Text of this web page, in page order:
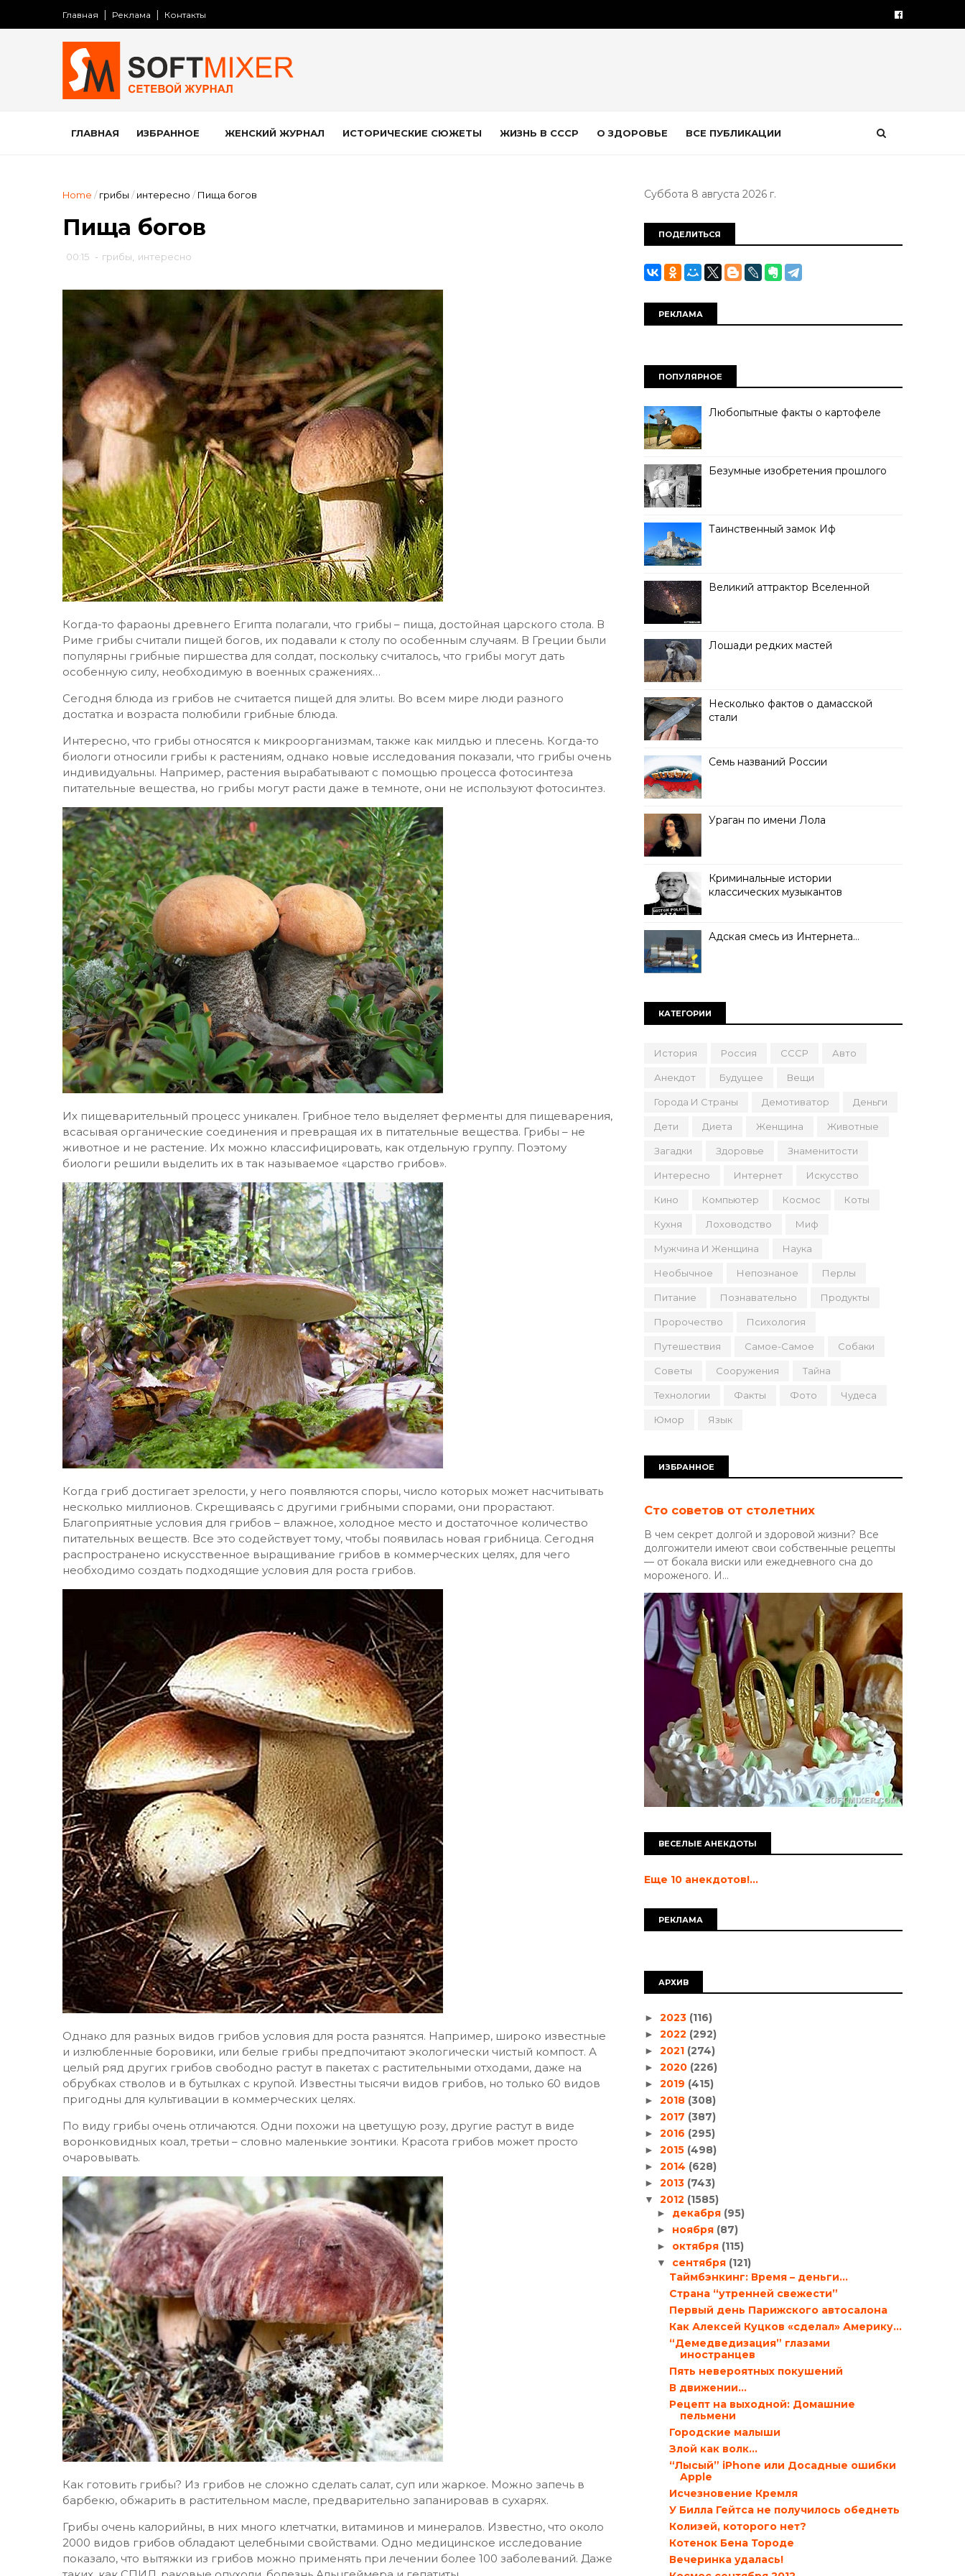
Главная Реклама Контакты
ГЛАВНАЯ ИЗБРАННОЕ ЖЕНСКИЙ ЖУРНАЛ ИСТОРИЧЕСКИЕ СЮЖЕТЫ ЖИЗНЬ В СССР О ЗДОРОВЬЕ ВСЕ ПУБЛИКАЦИИ
Home / грибы / интересно / Пища богов
Пища богов
00:15 - грибы интересно
Когда-то фараоны древнего Египта полагали, что грибы – пища, достойная царского стола. В
Риме грибы считали пищей богов, их подавали к столу по особенным случаям. В Греции были
популярны грибные пиршества для солдат, поскольку считалось, что грибы могут дать
особенную силу, необходимую в военных сражениях…
Сегодня блюда из грибов не считается пищей для элиты. Во всем мире люди разного
достатка и возраста полюбили грибные блюда.
Интересно, что грибы относятся к микроорганизмам, также как милдью и плесень. Когда-то
биологи относили грибы к растениям, однако новые исследования показали, что грибы очень
индивидуальны. Например, растения вырабатывают с помощью процесса фотосинтеза
питательные вещества, но грибы могут расти даже в темноте, они не используют фотосинтез.
Их пищеварительный процесс уникален. Грибное тело выделяет ферменты для пищеварения,
всасывая органические соединения и превращая их в питательные вещества. Грибы – не
животное и не растение. Их можно классифицировать, как отдельную группу. Поэтому
биологи решили выделить их в так называемое «царство грибов».
Когда гриб достигает зрелости, у него появляются споры, число которых может насчитывать
несколько миллионов. Скрещиваясь с другими грибными спорами, они прорастают.
Благоприятные условия для грибов – влажное, холодное место и достаточное количество
питательных веществ. Все это содействует тому, чтобы появилась новая грибница. Сегодня
распространено искусственное выращивание грибов в коммерческих целях, для чего
необходимо создать подходящие условия для роста грибов.
Однако для разных видов грибов условия для роста разнятся. Например, широко известные
и излюбленные боровики, или белые грибы предпочитают экологически чистый компост. А
целый ряд других грибов свободно растут в пакетах с растительными отходами, даже на
обрубках стволов и в бутылках с крупой. Известны тысячи видов грибов, но только 60 видов
пригодны для культивации в коммерческих целях.
По виду грибы очень отличаются. Одни похожи на цветущую розу, другие растут в виде
воронковидных коал, третьи – словно маленькие зонтики. Красота грибов может просто
очаровывать.
Как готовить грибы? Из грибов не сложно сделать салат, суп или жаркое. Можно запечь в
барбекю, обжарить в растительном масле, предварительно запанировав в сухарях.
Грибы очень калорийны, в них много клетчатки, витаминов и минералов. Известно, что около
2000 видов грибов обладают целебными свойствами. Одно медицинское исследование
показало, что вытяжки из грибов можно применять при лечении более 100 заболеваний. Даже
Суббота 8 августа 2026 г.
ПОДЕЛИТЬСЯ
РЕКЛАМА
ПОПУЛЯРНОЕ
Любопытные факты о картофеле
Безумные изобретения прошлого
Таинственный замок Иф
Великий аттрактор Вселенной
Лошади редких мастей
Несколько фактов о дамасской
стали
Семь названий России
Ураган по имени Лола
Криминальные истории
классических музыкантов
Адская смесь из Интернета…
КАТЕГОРИИ
История Россия СССР Авто
Анекдот Будущее Вещи
Города И Страны Демотиватор Деньги
Дети Диета Женщина Животные
Загадки Здоровье Знаменитости
Интересно Интернет Искусство
Кино Компьютер Космос Коты
Кухня Лоховодство Миф
Мужчина И Женщина Наука
Необычное Непознаное Перлы
Питание Познавательно Продукты
Пророчество Психология
Путешествия Самое-Самое Собаки
Советы Сооружения Тайна
Технологии Факты Фото Чудеса
Юмор Язык
ИЗБРАННОЕ
Сто советов от столетних
В чем секрет долгой и здоровой жизни? Все
долгожители имеют свои собственные рецепты
— от бокала виски или ежедневного сна до
мороженого. И...
ВЕСЕЛЫЕ АНЕКДОТЫ
Еще 10 анекдотов!...
РЕКЛАМА
АРХИВ
► 2023 (116)
► 2022 (292)
► 2021 (274)
► 2020 (226)
► 2019 (415)
► 2018 (308)
► 2017 (387)
► 2016 (295)
► 2015 (498)
► 2014 (628)
► 2013 (743)
▼ 2012 (1585)
► декабря (95)
► ноября (87)
► октября (115)
▼ сентября (121)
Таймбэнкинг: Время – деньги…
Страна “утренней свежести”
Первый день Парижского автосалона
Как Алексей Куцков «сделал» Америку…
“Демедведизация” глазами
иностранцев
Пять невероятных покушений
В движении…
Рецепт на выходной: Домашние
пельмени
Городские малыши
Злой как волк…
“Лысый” iPhone или Досадные ошибки
Apple
Исчезновение Кремля
У Билла Гейтса не получилось обеднеть
Колизей, которого нет?
Котенок Бена Тороде
Вечеринка удалась!